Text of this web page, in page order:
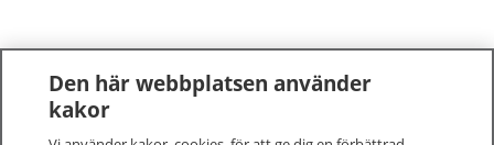
Den här webbplatsen använder
kakor